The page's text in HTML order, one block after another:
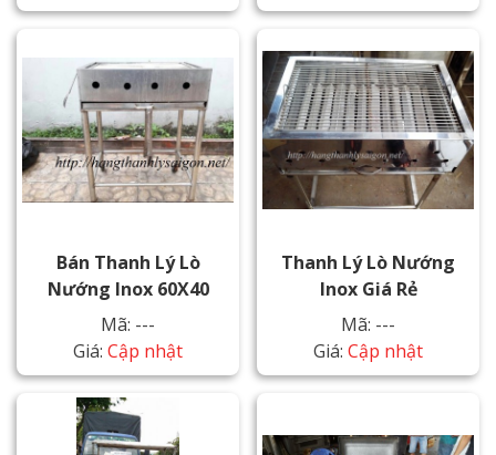
Bán Thanh Lý Lò
Nướng Inox 60X40
Mã: ---
Giá: Cập nhật
Thanh Lý Lò Nướng
Inox Giá Rẻ
Mã: ---
Giá: Cập nhật